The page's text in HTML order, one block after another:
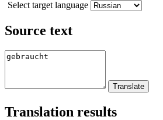
Select target language
Source text
Translation results